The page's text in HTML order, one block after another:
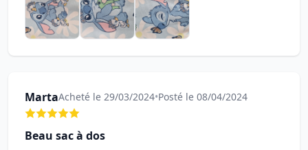
MartaAcheté le 29/03/2024•Posté le 08/04/2024
Beau sac à dos